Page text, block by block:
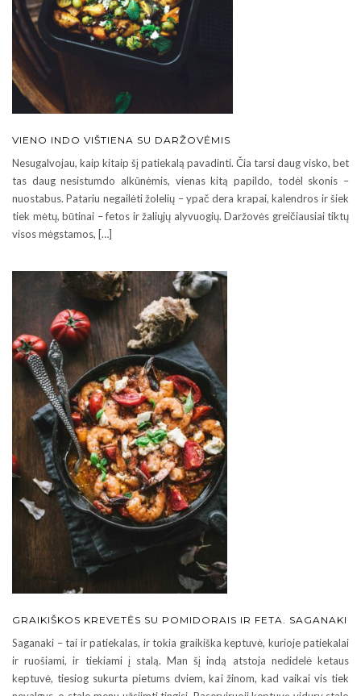
VIENO INDO VIŠTIENA SU DARŽOVĖMIS
Nesugalvojau, kaip kitaip šį patiekalą pavadinti. Čia tarsi daug visko, bet
tas daug nesistumdo alkūnėmis, vienas kitą papildo, todėl skonis –
nuostabus. Patariu negailėti žolelių – ypač dera krapai, kalendros ir šiek
tiek mėtų, būtinai – fetos ir žaliųjų alyvuogių. Daržovės greičiausiai tiktų
visos mėgstamos, […]
GRAIKIŠKOS KREVETĖS SU POMIDORAIS IR FETA. SAGANAKI
Saganaki – tai ir patiekalas, ir tokia graikiška keptuvė, kurioje patiekalai
ir ruošiami, ir tiekiami į stalą. Man šį indą atstoja nedidelė ketaus
keptuvė, tiesiog sukurta pietums dviem, kai žinom, kad vaikai vis tiek